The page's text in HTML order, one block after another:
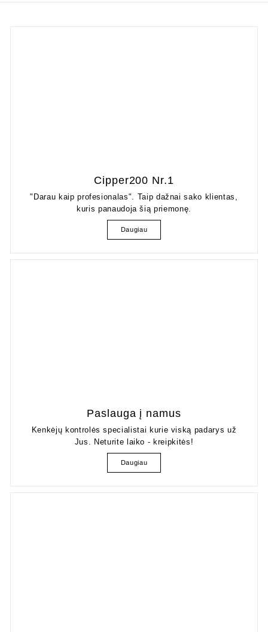
Cipper200 Nr.1
"Darau kaip profesionalas". Taip dažnai sako klientas,
kuris panaudoja šią priemonę.
Daugiau
Paslauga į namus
Kenkėjų kontrolės specialistai kurie viską padarys už
Jus. Neturite laiko - kreipkitės!
Daugiau